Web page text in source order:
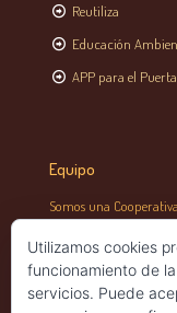
Reutiliza
Educación
APP para el
Equipo
Somos una
Un equipo
de organización
solidaria y medio
Utilizamos cookies
funcionamiento de
servicios. Puede